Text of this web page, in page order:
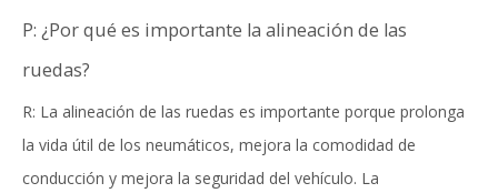
P: ¿Por qué es importante la alineación de las
ruedas?
R: La alineación de las ruedas es importante porque prolonga
la vida útil de los neumáticos, mejora la comodidad de
conducción y mejora la seguridad del vehículo. La